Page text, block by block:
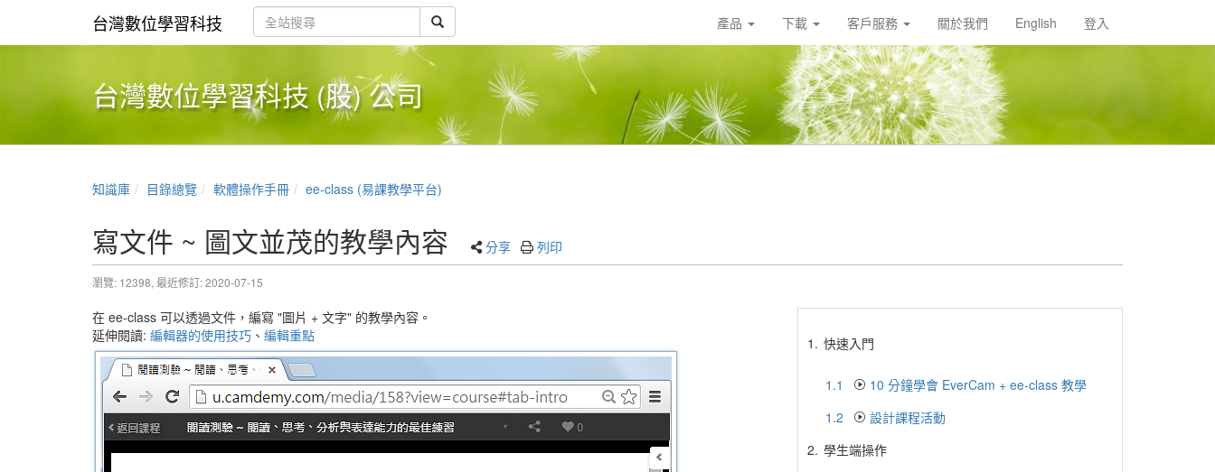
台灣數位學習科技 產品 下載 客戶服務 關於我們 English 登入
台灣數位學習科技 (股) 公司
知識庫 目錄總覽 軟體操作手冊 ee-class (易課教學平台)
寫文件 ~ 圖文並茂的教學內容 分享 列印
瀏覽: 12398, 最近修訂: 2020-07-15
在 ee-class 可以透過文件，編寫 "圖片 + 文字" 的教學內容。
延伸閱讀: 編輯器的使用技巧 、 編輯重點 1. 快速入門
1.1
10 分鐘學會 EverCam + ee-class 教學
1.2
設計課程活動
2. 學生端操作